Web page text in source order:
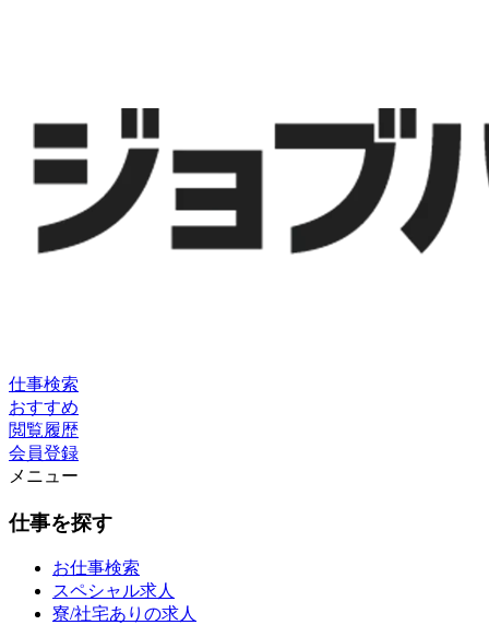
仕事検索
おすすめ
閲覧履歴
会員登録
メニュー
仕事を探す
お仕事検索
スペシャル求人
寮/社宅ありの求人